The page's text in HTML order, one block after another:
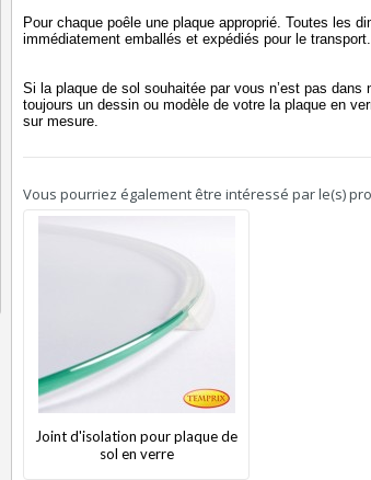
Pour chaque poêle une plaque approprié. Toutes les
immédiatement emballés et expédiés pour le transport.
Si la plaque de sol souhaitée par vous n’est pas
toujours un dessin ou modèle de votre la plaque en
sur mesure.
Vous pourriez également être intéressé par le(s)
Joint d'isolation pour plaque de
sol en verre